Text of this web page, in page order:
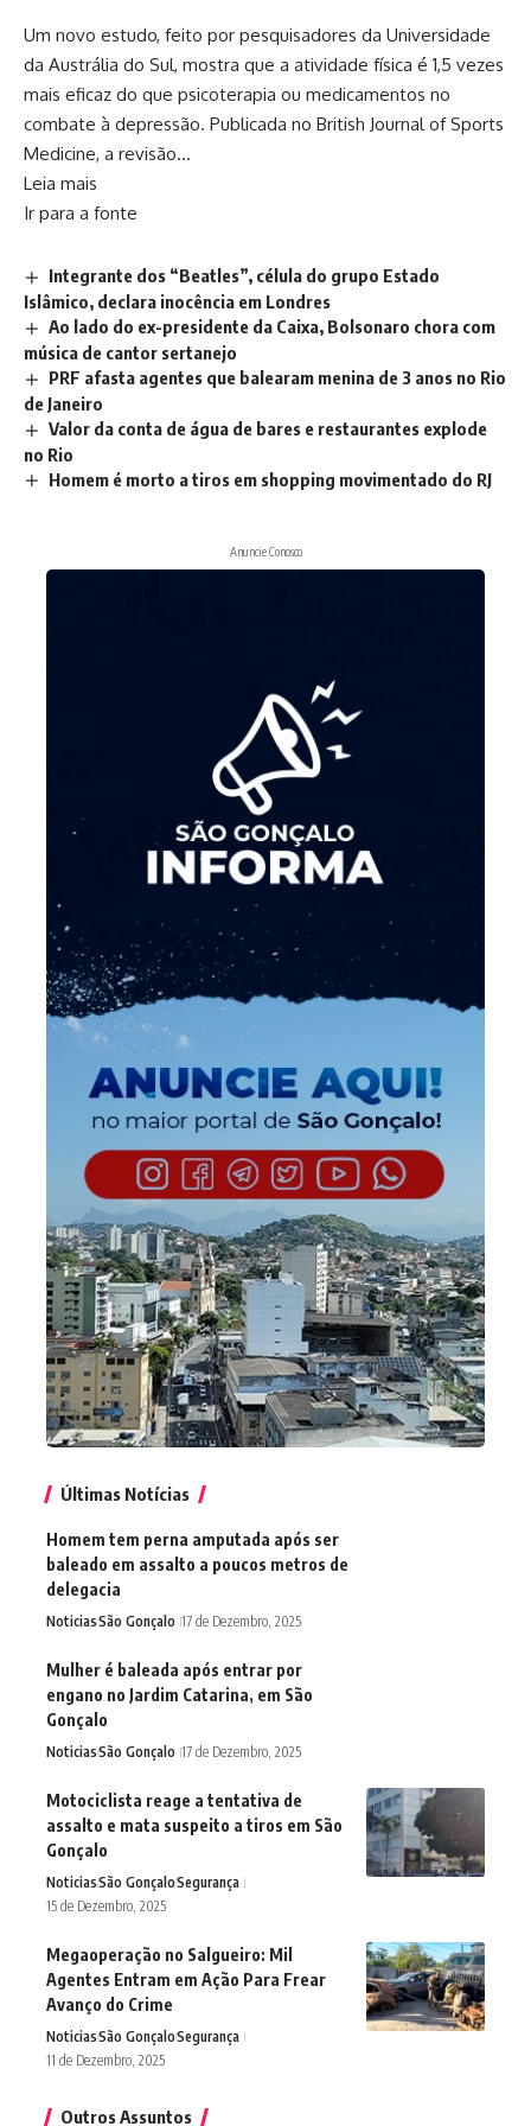
Um novo estudo, feito por pesquisadores da Universidade
da Austrália do Sul, mostra que a atividade física é 1,5 vezes
mais eficaz do que psicoterapia ou medicamentos no
combate à depressão. Publicada no British Journal of Sports
Medicine, a revisão…
Leia mais
Ir para a fonte
Integrante dos “Beatles”, célula do grupo Estado
Islâmico, declara inocência em Londres
Ao lado do ex-presidente da Caixa, Bolsonaro chora com
música de cantor sertanejo
PRF afasta agentes que balearam menina de 3 anos no Rio
de Janeiro
Valor da conta de água de bares e restaurantes explode
no Rio
Homem é morto a tiros em shopping movimentado do RJ
Anuncie Conosco
Últimas Notícias
Homem tem perna amputada após ser
baleado em assalto a poucos metros de
delegacia
NoticiasSão Gonçalo 17 de Dezembro, 2025
Mulher é baleada após entrar por
engano no Jardim Catarina, em São
Gonçalo
NoticiasSão Gonçalo 17 de Dezembro, 2025
Motociclista reage a tentativa de
assalto e mata suspeito a tiros em São
Gonçalo
NoticiasSão GonçaloSegurança
15 de Dezembro, 2025
Megaoperação no Salgueiro: Mil
Agentes Entram em Ação Para Frear
Avanço do Crime
NoticiasSão GonçaloSegurança
11 de Dezembro, 2025
Outros Assuntos